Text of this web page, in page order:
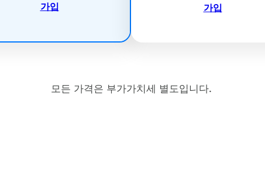
가입 가입
모든 가격은 부가가치세 별도입니다.